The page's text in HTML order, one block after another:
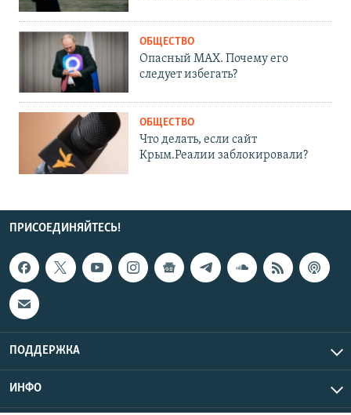
ОБЩЕСТВО
Опасный MAX. Почему его
следует избегать?
ОБЩЕСТВО
Что делать, если сайт
Крым.Реалии заблокировали?
ПРИСОЕДИНЯЙТЕСЬ!
ПОДДЕРЖКА
ИНФО